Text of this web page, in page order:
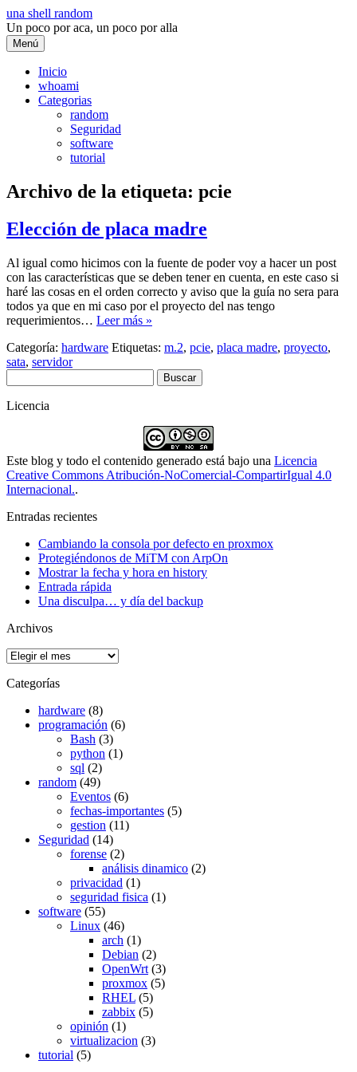
Saltar
al
contenido
una shell random
Un poco por aca, un poco por alla
Menú
Inicio
whoami
Categorias
random
Seguridad
software
tutorial
Archivo de la etiqueta: pcie
Elección de placa madre
Al igual como hicimos con la fuente de poder voy a hacer un post
con las características que se deben tener en cuenta, en este caso si
haré las cosas en el orden correcto y aviso que la guía no sera para
todos ya que en mi caso por el proyecto del nas tengo
requerimientos… Leer más »
Categoría: hardware Etiquetas: m.2, pcie, placa madre, proyecto,
sata, servidor
Licencia
Este blog y todo el contenido generado está bajo una Licencia
Creative Commons Atribución-NoComercial-CompartirIgual 4.0
Internacional..
Entradas recientes
Cambiando la consola por defecto en proxmox
Protegiéndonos de MiTM con ArpOn
Mostrar la fecha y hora en history
Entrada rápida
Una disculpa… y día del backup
Archivos
Archivos
Categorías
hardware (8)
programación (6)
Bash (3)
python (1)
sql (2)
random (49)
Eventos (6)
fechas-importantes (5)
gestion (11)
Seguridad (14)
forense (2)
análisis dinamico (2)
privacidad (1)
seguridad fisica (1)
software (55)
Linux (46)
arch (1)
Debian (2)
OpenWrt (3)
proxmox (5)
RHEL (5)
zabbix (5)
opinión (1)
virtualizacion (3)
tutorial (5)